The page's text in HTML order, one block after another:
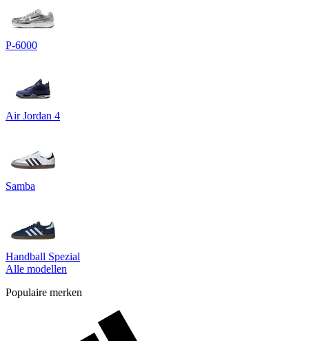
P-6000
Air Jordan 4
Samba
Handball Spezial
Alle modellen
Populaire merken